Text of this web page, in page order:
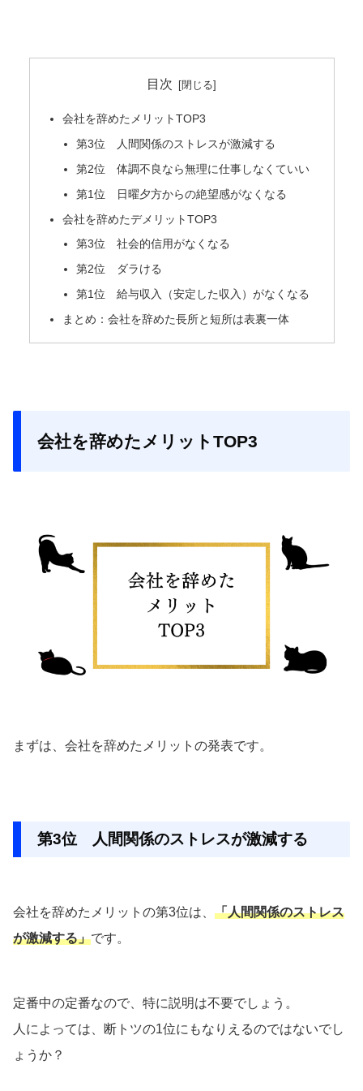
目次
会社を辞めたメリットTOP3
第3位 人間関係のストレスが激減する
第2位 体調不良なら無理に仕事しなくていい
第1位 日曜夕方からの絶望感がなくなる
会社を辞めたデメリットTOP3
第3位 社会的信用がなくなる
第2位 ダラける
第1位 給与収入（安定した収入）がなくなる
まとめ：会社を辞めた長所と短所は表裏一体
会社を辞めたメリットTOP3
まずは、会社を辞めたメリットの発表です。
第3位 人間関係のストレスが激減する
会社を辞めたメリットの第3位は、 「人間関係のストレス
が激減する」です。
定番中の定番なので、特に説明は不要でしょう。
人によっては、断トツの1位にもなりえるのではないでし
ょうか？